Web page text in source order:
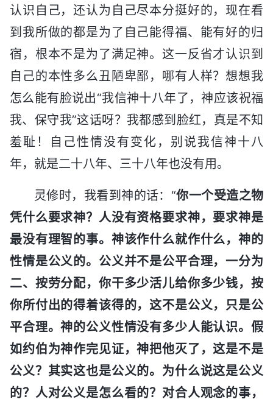
认识自己，还认为自己尽本分挺好的，现在看
到我所做的都是为了自己能得福、能有好的归
宿，根本不是为了满足神。这一反省才认识到
自己的本性多么丑陋卑鄙，哪有人样？想想我
怎么能有脸说出“我信神十八年了，神应该祝福
我、保守我”这话呀？我都感到脸红，真是不知
羞耻！自己性情没有变化，别说我信神十八
年，就是二十八年、三十八年也没有用。
灵修时，我看到神的话：“你一个受造之物
凭什么要求神？人没有资格要求神，要求神是
最没有理智的事。神该作什么就作什么，神的
性情是公义的。公义并不是公平合理，一分为
二、按劳分配，你干多少活儿给你多少钱，按
你所付出的得着该得的，这不是公义，只是公
平合理。神的公义性情没有多少人能认识。假
如约伯为神作完见证，神把他灭了，这是不是
公义？其实这也是公义的。为什么说这是公义
的？人对公义是怎么看的？对合人观念的事，